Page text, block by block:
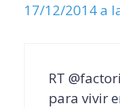
17/12/2014 a
RT
para vivir